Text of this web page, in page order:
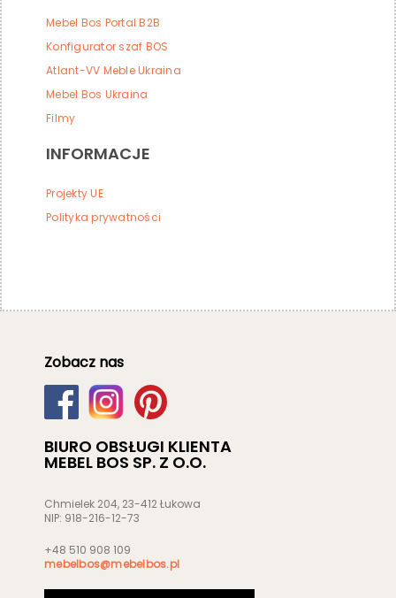
Zobacz nas
BIURO OBSŁUGI KLIENTA
MEBEL BOS SP. Z O.O.
Chmielek 204, 23-412 Łukowa
NIP: 918-216-12-73
+48 510 908 109
mebelbos@mebelbos.pl
Mebel Bos Portal B2B
Konfigurator szaf BOS
Atlant-VV Meble Ukraina
Mebel Bos Ukraina
Filmy
INFORMACJE
Projekty UE
Polityka prywatności